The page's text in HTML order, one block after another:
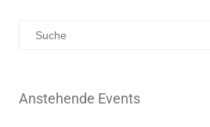
Anstehende Events